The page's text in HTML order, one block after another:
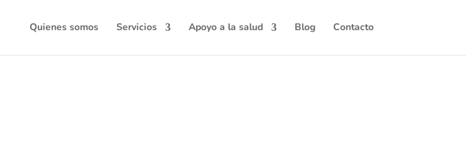
Quienes somos Servicios Apoyo a la salud Blog Contacto